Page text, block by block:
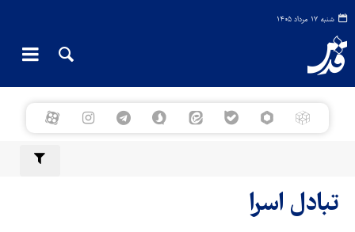
شنبه ۱۷ مرداد ۱۴۰۵
تبادل اسرا